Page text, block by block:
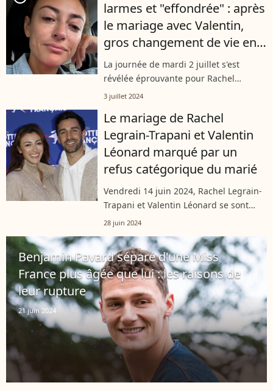
filsn...
larmes et "effondrée" : après
le mariage avec Valentin,
gros changement de vie en
perspective
La journée de mardi 2 juillet s'est
révélée éprouvante pour Rachel
Legrain-Trapani. L'ancienne Miss
réseaux sociaux en raison d'une
situation...
3 juillet 2024
Le mariage de Rachel
Legrain-Trapani et Valentin
Léonard marqué par un
refus catégorique du marié
Vendredi 14 juin 2024, Rachel Legrain-
Trapani et Valentin Léonard se sont
mariés. Une très belle cérémonie. Mais
précise à sa chère et tendre....
28 juin 2024
Benjamin Pavard séparé d'une Miss
France plus âgée que lui : les raisons de
leur rupture
21 juin 2024